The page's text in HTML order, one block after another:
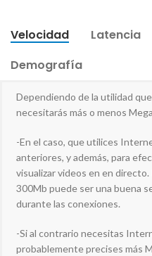
Velocidad Latencia
Demografía
Dependiendo de la utilidad
necesitarás más o menos
-En el caso, que utilices
anteriores, y además, para
visualizar videos en en directo.
300Mb puede ser una buena
durante las conexiones.
-Si al contrario necesitas
probablemente precises más